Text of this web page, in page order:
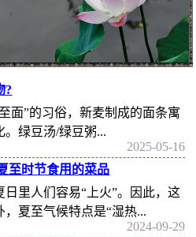
?
面”的习俗，新麦制成的面条寓
。‌绿豆汤/绿豆粥...
2025-05-16
至时节食用的菜品
里人们容易“上火”。因此，这
夏至气候特点是“湿热...
2024-09-29